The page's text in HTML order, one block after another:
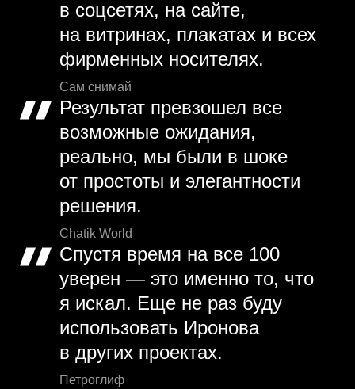
в соцсетях, на сайте,
на витринах, плакатах и всех
фирменных носителях.
Сам снимай
Результат превзошел все
возможные ожидания,
реально, мы были в шоке
от простоты и элегантности
решения.
Chatik World
Спустя время на все 100
уверен — это именно то, что
я искал. Еще не раз буду
использовать Иронова
в других проектах.
Петроглиф